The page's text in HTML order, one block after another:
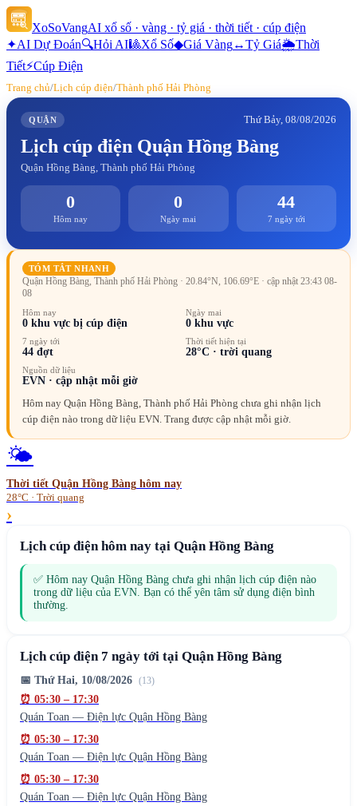
XoSoVangAI xổ số · vàng · tỷ giá · thời tiết · cúp điện
✦AI Dự Đoán🔍Hỏi AI🎱Xổ Số◆Giá Vàng↔Tỷ Giá🌦Thời
Tiết⚡Cúp Điện
Trang chủ/Lịch cúp điện/Thành phố Hải Phòng
QUẬN Thứ Bảy, 08/08/2026
Lịch cúp điện Quận Hồng Bàng
Quận Hồng Bàng, Thành phố Hải Phòng
0
Hôm nay
0
Ngày mai
44
7 ngày tới
TÓM TẮT NHANH
Quận Hồng Bàng, Thành phố Hải Phòng · 20.84°N, 106.69°E · cập nhật 23:43 08-
08
Hôm nay
0 khu vực bị cúp điện
Ngày mai
0khu vực
7 ngày tới
44 đợt
Thời tiết hiện tại
28°C · trời quang
Nguồn dữ liệu
EVN · cập nhật mỗi giờ
Hôm nay Quận Hồng Bàng, Thành phố Hải Phòng chưa ghi nhận lịch
cúp điện nào trong dữ liệu EVN. Trang được cập nhật mỗi giờ.
🌤️
Thời tiết Quận Hồng Bàng hôm nay
28°C · Trời quang
›
Lịch cúp điện hôm nay tại Quận Hồng Bàng
✅ Hôm nay Quận Hồng Bàng chưa ghi nhận lịch cúp điện nào
trong dữ liệu của EVN. Bạn có thể yên tâm sử dụng điện bình
thường.
Lịch cúp điện 7 ngày tới tại Quận Hồng Bàng
📅 Thứ Hai, 10/08/2026 (13)
⏰ 05:30 – 17:30
Quán Toan — Điện lực Quận Hồng Bàng
⏰ 05:30 – 17:30
Quán Toan — Điện lực Quận Hồng Bàng
⏰ 05:30 – 17:30
Quán Toan — Điện lực Quận Hồng Bàng